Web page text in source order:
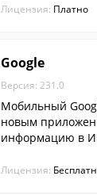
Лицензия: Платно
Google
Версия: 231.0
Мобильный
новым
информацию в
Лицензия: